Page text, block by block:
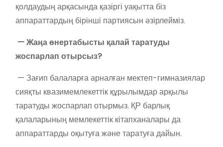
қолдаудың арқасында қазіргі уақытта біз
аппараттардың бірінші партиясын әзірлейміз.
— Жаңа өнертабысты қалай таратуды
жоспарлап отырсыз?
— Зағип балаларға арналған мектеп-гимназиялар
сияқты квазимемлекеттік құрылымдар арқылы
таратуды жоспарлап отырмыз. ҚР барлық
қалаларының мемлекеттік кітапханалары да
аппараттарды оқытуға және таратуға дайын.